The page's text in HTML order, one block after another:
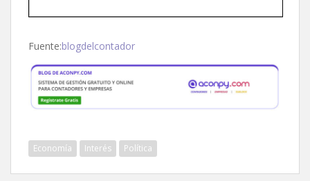
Fuente:blogdelcontador
Economía Interés Política